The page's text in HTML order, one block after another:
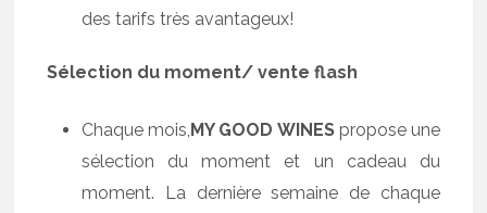
des tarifs très avantageux!
Sélection du moment/ vente flash
Chaque mois,MY GOOD WINESpropose une
sélection du moment et un cadeau du
moment. La dernière semaine de chaque